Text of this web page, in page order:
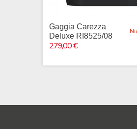
Gaggia Carezza
Deluxe RI8525/08
279,00 €